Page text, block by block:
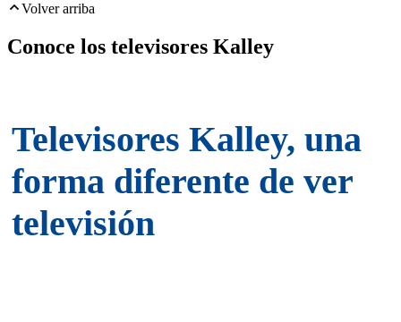
Volver arriba
Conoce los televisores Kalley
Televisores Kalley, una
forma diferente de ver
televisión